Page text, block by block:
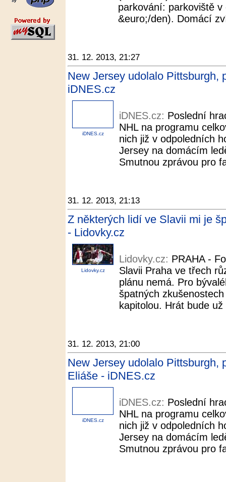
parkování: parkoviště
&euro;/den). Domácí
31. 12. 2013, 21:27
New Jersey udolalo Pittsburgh,
iDNES.cz
iDNES.cz
iDNES.cz: Poslední
NHL na programu
nich již v odpoledních
Jersey na domácím
Smutnou zprávou pro
31. 12. 2013, 21:13
Z některých lidí ve Slavii mi je
- Lidovky.cz
Lidovky.cz
Lidovky.cz: PRAHA -
Slavii Praha ve třech
plánu nemá. Pro
špatných
kapitolou. Hrát bude
31. 12. 2013, 21:00
New Jersey udolalo Pittsburgh,
Eliáše - iDNES.cz
iDNES.cz
iDNES.cz: Poslední
NHL na programu
nich již v odpoledních
Jersey na domácím
Smutnou zprávou pro